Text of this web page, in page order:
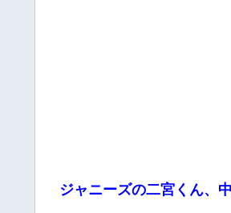
ジャニーズの二宮くん、